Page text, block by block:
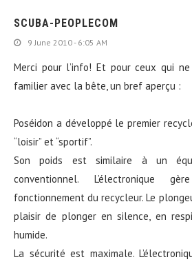
SCUBA-PEOPLECOM
9 June 2010 - 6:05 AM
Merci pour l’info! Et pour ceux qui
familier avec la bête, un bref aperçu :
Poséidon a développé le premier
“loisir” et “sportif”.
Son poids est similaire à un
conventionnel. L’électronique
fonctionnement du recycleur. Le
plaisir de plonger en silence, en
humide.
La sécurité est maximale.